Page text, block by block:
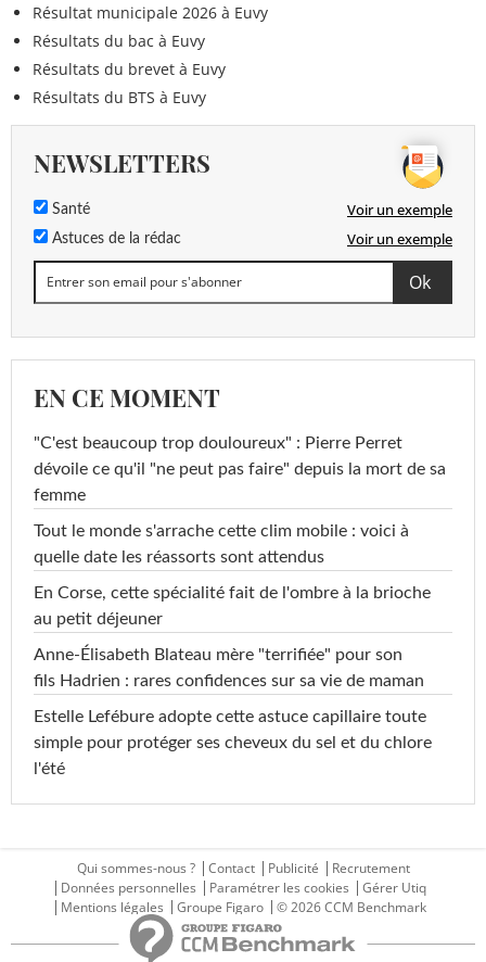
Résultat municipale 2026 à Euvy
Résultats du bac à Euvy
Résultats du brevet à Euvy
Résultats du BTS à Euvy
NEWSLETTERS
Santé Voir un exemple
Astuces de la rédac Voir un exemple
EN CE MOMENT
"C'est beaucoup trop douloureux" : Pierre Perret
dévoile ce qu'il "ne peut pas faire" depuis la mort de sa
femme
Tout le monde s'arrache cette clim mobile : voici à
quelle date les réassorts sont attendus
En Corse, cette spécialité fait de l'ombre à la brioche
au petit déjeuner
Anne-Élisabeth Blateau mère "terrifiée" pour son
fils Hadrien : rares confidences sur sa vie de maman
Estelle Lefébure adopte cette astuce capillaire toute
simple pour protéger ses cheveux du sel et du chlore
l'été
Qui sommes-nous ? Contact Publicité
Recrutement
Données personnelles
Paramétrer les cookies
Gérer Utiq
Mentions légales
Groupe Figaro © 2026 CCM Benchmark